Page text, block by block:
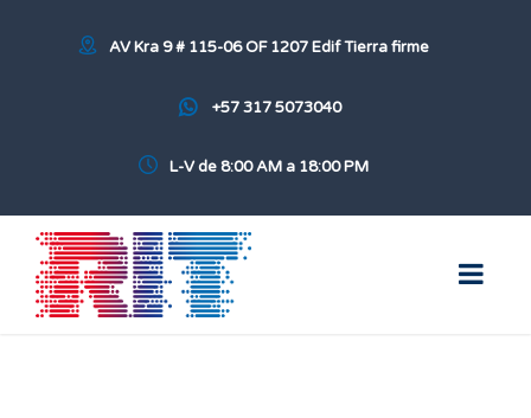
AV Kra 9 # 115-06 OF 1207 Edif Tierra firme
+57 317 5073040
L-V de 8:00 AM a 18:00 PM